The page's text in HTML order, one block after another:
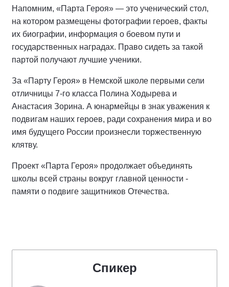
Напомним, «Парта Героя» — это ученический стол,
на котором размещены фотографии героев, факты
их биографии, информация о боевом пути и
государственных наградах. Право сидеть за такой
партой получают лучшие ученики.
За «Парту Героя» в Немской школе первыми сели
отличницы 7-го класса Полина Ходырева и
Анастасия Зорина. А юнармейцы в знак уважения к
подвигам наших героев, ради сохранения мира и во
имя будущего России произнесли торжественную
клятву.
Проект «Парта Героя» продолжает объединять
школы всей страны вокруг главной ценности -
памяти о подвиге защитников Отечества.
Спикер